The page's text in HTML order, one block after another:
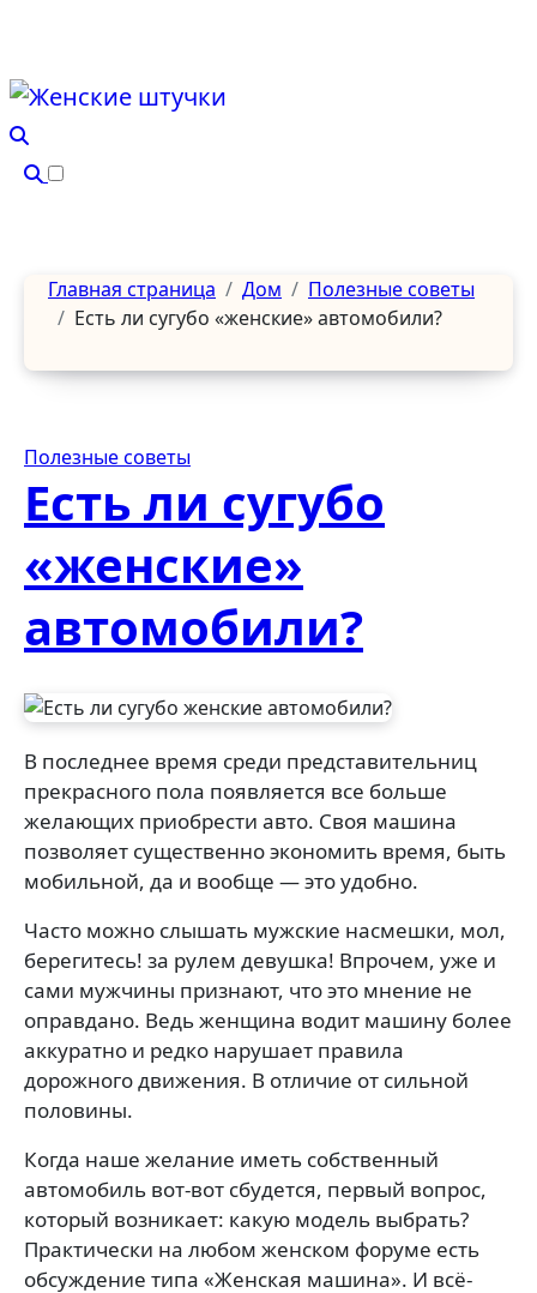
Главная страница Дом
Полезные советы
Есть ли сугубо «женские» автомобили?
Полезные советы
Есть ли сугубо
«женские»
автомобили?
В последнее время среди представительниц
прекрасного пола появляется все больше
желающих приобрести авто. Своя машина
позволяет существенно экономить время, быть
мобильной, да и вообще — это удобно.
Часто можно слышать мужские насмешки, мол,
берегитесь! за рулем девушка! Впрочем, уже и
сами мужчины признают, что это мнение не
оправдано. Ведь женщина водит машину более
аккуратно и редко нарушает правила
дорожного движения. В отличие от сильной
половины.
Когда наше желание иметь собственный
автомобиль вот-вот сбудется, первый вопрос,
который возникает: какую модель выбрать?
Практически на любом женском форуме есть
обсуждение типа «Женская машина». И всё-